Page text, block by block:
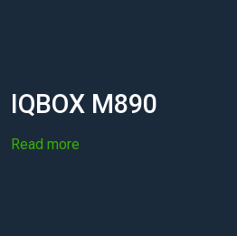
IQBOX M890
Read more